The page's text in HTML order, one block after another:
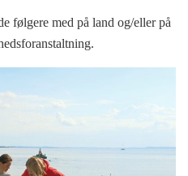
følgere med på land og/eller på